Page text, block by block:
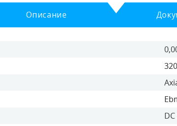
Описание